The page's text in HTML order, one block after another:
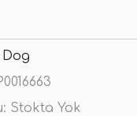
Dog
Stokta Yok